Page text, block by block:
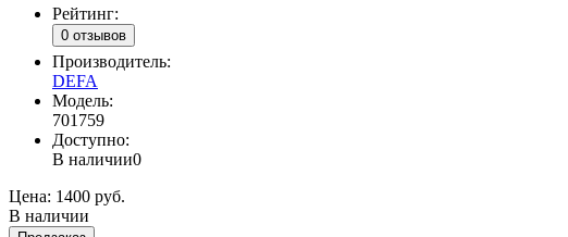
Рейтинг:
0 отзывов
Производитель:
DEFA
Модель:
701759
Доступно:
В наличии0
Цена: 1400 руб.
В наличии